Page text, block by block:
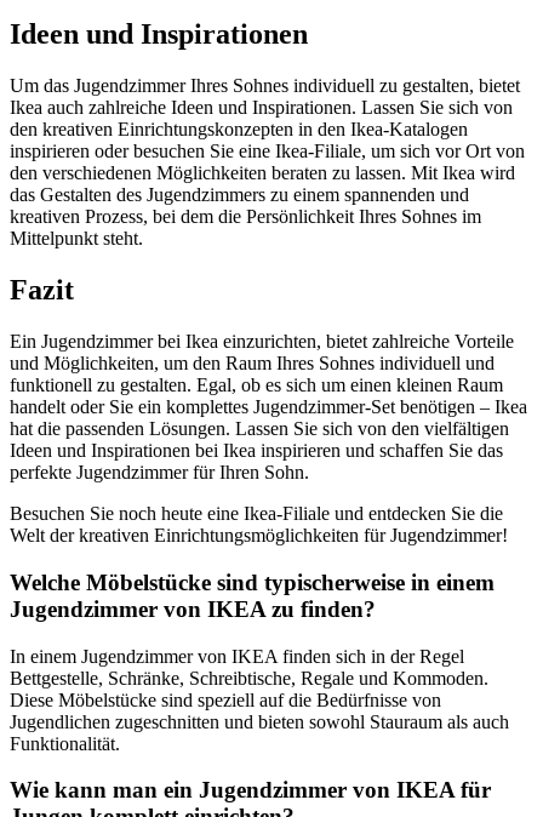
Ideen und Inspirationen
Um das Jugendzimmer Ihres Sohnes individuell zu gestalten, bietet
Ikea auch zahlreiche Ideen und Inspirationen. Lassen Sie sich von
den kreativen Einrichtungskonzepten in den Ikea-Katalogen
inspirieren oder besuchen Sie eine Ikea-Filiale, um sich vor Ort von
den verschiedenen Möglichkeiten beraten zu lassen. Mit Ikea wird
das Gestalten des Jugendzimmers zu einem spannenden und
kreativen Prozess, bei dem die Persönlichkeit Ihres Sohnes im
Mittelpunkt steht.
Fazit
Ein Jugendzimmer bei Ikea einzurichten, bietet zahlreiche Vorteile
und Möglichkeiten, um den Raum Ihres Sohnes individuell und
funktionell zu gestalten. Egal, ob es sich um einen kleinen Raum
handelt oder Sie ein komplettes Jugendzimmer-Set benötigen – Ikea
hat die passenden Lösungen. Lassen Sie sich von den vielfältigen
Ideen und Inspirationen bei Ikea inspirieren und schaffen Sie das
perfekte Jugendzimmer für Ihren Sohn.
Besuchen Sie noch heute eine Ikea-Filiale und entdecken Sie die
Welt der kreativen Einrichtungsmöglichkeiten für Jugendzimmer!
Welche Möbelstücke sind typischerweise in einem
Jugendzimmer von IKEA zu finden?
In einem Jugendzimmer von IKEA finden sich in der Regel
Bettgestelle, Schränke, Schreibtische, Regale und Kommoden.
Diese Möbelstücke sind speziell auf die Bedürfnisse von
Jugendlichen zugeschnitten und bieten sowohl Stauraum als auch
Funktionalität.
Wie kann man ein Jugendzimmer von IKEA für